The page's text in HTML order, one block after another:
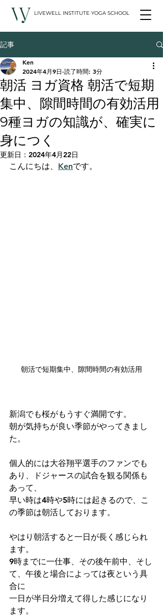
LIVEWELL INSTITUTE YOGA SCHOOL
記事
朝活 ヨガ資格 朝活で短期
集中、隙間時間の有効活用
9種ヨガの知識が、確実に
身につく
Ken
2024年4月9日 読了時間: 3分
更新日： 2024年4月22日
こんにちは、 Kenです。
朝活で短期集中、隙間時間の有効活用
新潟でも桜がもうすぐ満開です。
朝が気持ちが良い季節がやってきまし
た。
個人的には大谷翔平選手のファンでも
あり、ドジャースの試合を観る関係も
あって、
早い時は4時や5時には起きるので、こ
の季節は朝活しております。
やはり朝活すると一日が長く感じられ
ます。
9時までに一仕事、その後午前中、そし
て、午後と場合によっては夜という具
合に
一日が半日分増えて得した感じになり
ます。